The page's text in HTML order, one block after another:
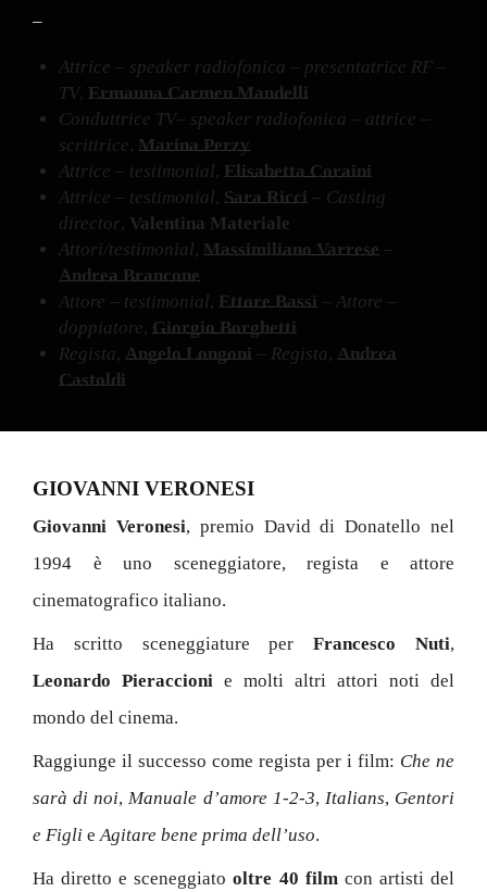
–
Attrice – speaker radiofonica – presentatrice RF –
TV, Ermanna Carmen Mandelli
Conduttrice TV– speaker radiofonica – attrice –
scrittrice, Marina Perzy
Attrice – testimonial, Elisabetta Coraini
Attrice – testimonial, Sara Ricci – Casting
director, Valentina Materiale
Attori/testimonial, Massimiliano Varrese –
Andrea Brancone
Attore – testimonial, Ettore Bassi – Attore –
doppiatore, Giorgio Borghetti
Regista, Angelo Longoni – Regista, Andrea
Castoldi
GIOVANNI VERONESI
Giovanni Veronesi, premio David di Donatello nel
1994 è uno sceneggiatore, regista e attore
cinematografico italiano.
Ha scritto sceneggiature perFrancesco Nuti,
Leonardo Pieraccioni e molti altri attori noti del
mondo del cinema.
Raggiunge il successo come regista per i film: Che ne
sarà di noi,Manuale d’amore 1-2-3, Italians, Gentori
e Figli eAgitare bene prima dell’uso.
Ha diretto e sceneggiatooltre 40 filmcon artisti del